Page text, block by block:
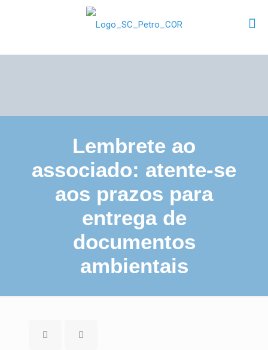
Lembrete ao
associado: atente-se
aos prazos para
entrega de
documentos
ambientais